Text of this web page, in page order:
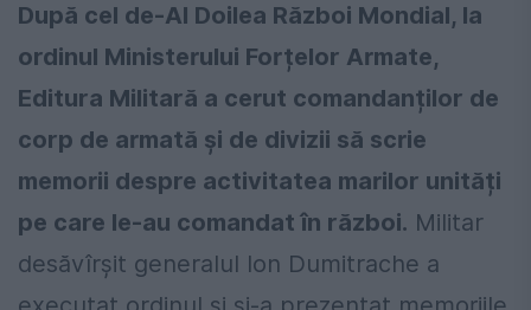
După cel de-Al Doilea Război Mondial, la
ordinul Ministerului Forțelor Armate,
Editura Militară a cerut comandanților de
corp de armată și de divizii să scrie
memorii despre activitatea marilor unități
pe care le-au comandat în război. Militar
desăvîrșit generalul Ion Dumitrache a